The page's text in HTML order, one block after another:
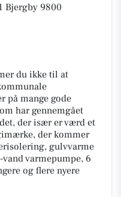
Bjergby 9800
du ikke til at
på mange gode
har gennemgået
der især er værd et
der kommer
gulvvarme
varmepumpe, 6
og flere nyere